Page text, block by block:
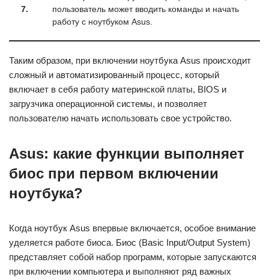
7.
пользователь может вводить команды и начать
работу с ноутбуком Asus.
Таким образом, при включении ноутбука Asus происходит
сложный и автоматизированный процесс, который
включает в себя работу материнской платы, BIOS и
загрузчика операционной системы, и позволяет
пользователю начать использовать свое устройство.
Asus: какие функции выполняет
биос при первом включении
ноутбука?
Когда ноутбук Asus впервые включается, особое внимание
уделяется работе биоса. Биос (Basic Input/Output System)
представляет собой набор программ, которые запускаются
при включении компьютера и выполняют ряд важных